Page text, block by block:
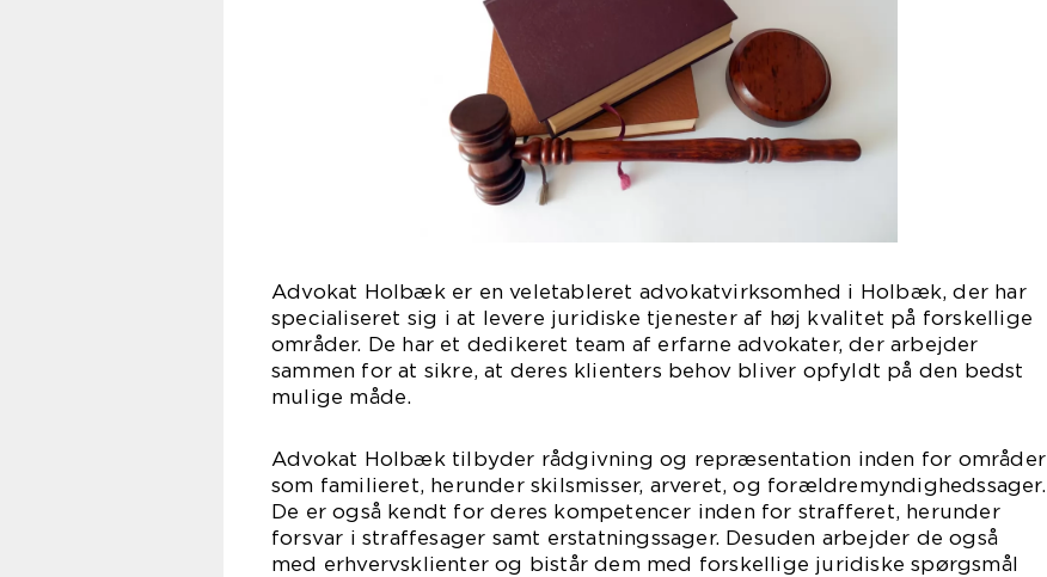
Advokat Holbæk er en veletableret advokatvirksomhed i Holbæk, der har
specialiseret sig i at levere juridiske tjenester af høj kvalitet på forskellige
områder. De har et dedikeret team af erfarne advokater, der arbejder
sammen for at sikre, at deres klienters behov bliver opfyldt på den bedst
mulige måde.
Advokat Holbæk tilbyder rådgivning og repræsentation inden for områder
som familieret, herunder skilsmisser, arveret, og forældremyndighedssager.
De er også kendt for deres kompetencer inden for strafferet, herunder
forsvar i straffesager samt erstatningssager. Desuden arbejder de også
med erhvervsklienter og bistår dem med forskellige juridiske spørgsmål